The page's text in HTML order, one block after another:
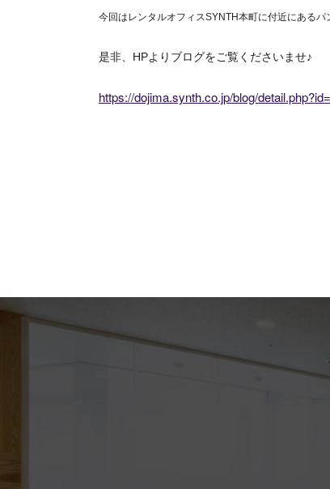
今回はレンタルオフィスSYNTH本町に付近にあるパ
是非、HPよりブログをご覧くださいませ♪
https://dojima.synth.co.jp/blog/